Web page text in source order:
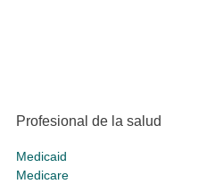
Profesional de la salud
Medicaid
Medicare